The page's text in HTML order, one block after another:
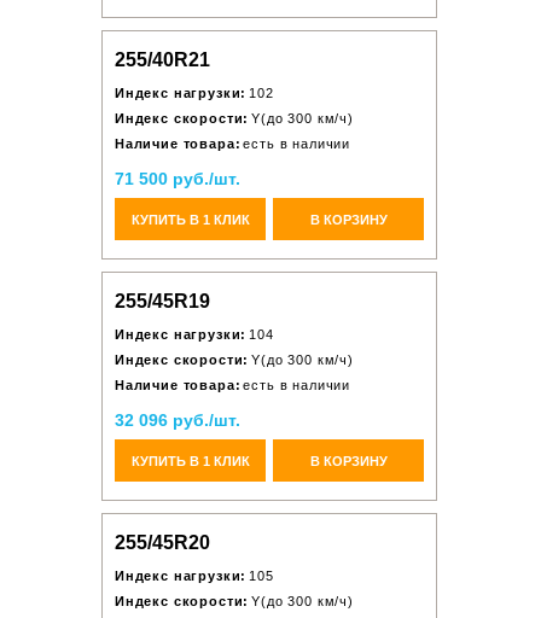
255/40R21
Индекс нагрузки: 102
Индекс скорости: Y(до 300 км/ч)
Наличие товара: есть в наличии
71 500 руб./шт.
КУПИТЬ В 1 КЛИК В КОРЗИНУ
255/45R19
Индекс нагрузки: 104
Индекс скорости: Y(до 300 км/ч)
Наличие товара: есть в наличии
32 096 руб./шт.
КУПИТЬ В 1 КЛИК В КОРЗИНУ
255/45R20
Индекс нагрузки: 105
Индекс скорости: Y(до 300 км/ч)